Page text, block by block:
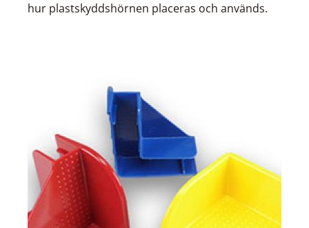
hur plastskyddshörnen placeras och används.